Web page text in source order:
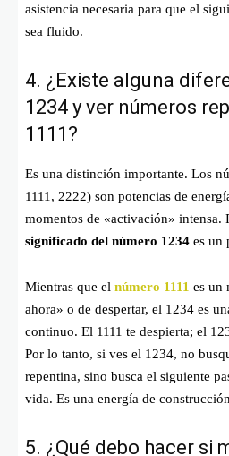
asistencia necesaria para que el
sea fluido.
4. ¿Existe alguna
1234 y ver números
1111?
Es una distinción importante. Los
1111, 2222) son potencias de
momentos de «activación» intensa.
significado del número 1234 es un
Mientras que el número 1111 es un
ahora» o de despertar, el 1234 es
continuo. El 1111 te despierta; el
Por lo tanto, si ves el 1234, no
repentina, sino busca el siguiente
vida. Es una energía de
5. ¿Qué debo hacer si